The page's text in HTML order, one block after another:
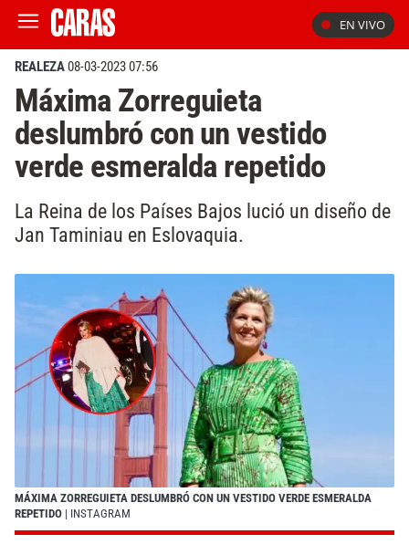
EN VIVO
REALEZA08-03-2023 07:56
Máxima Zorreguieta
deslumbró con un vestido
verde esmeralda repetido
La Reina de los Países Bajos lució un diseño de
Jan Taminiau en Eslovaquia.
MÁXIMA ZORREGUIETA DESLUMBRÓ CON UN VESTIDO VERDE ESMERALDA
REPETIDO | INSTAGRAM